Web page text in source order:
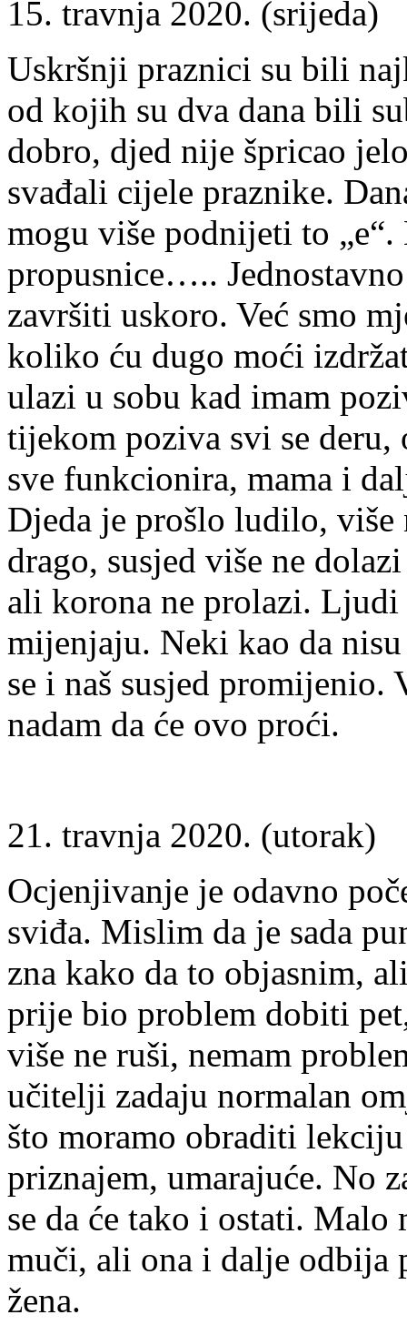
15. travnja 2020. (srijeda)
Uskršnji praznici su bili
od kojih su dva dana bili
dobro, djed nije špricao
svađali cijele praznike.
mogu više podnijeti to
propusnice…..
završiti uskoro. Već smo
koliko ću dugo moći
ulazi u sobu kad imam
tijekom poziva svi se
sve funkcionira, mama i
Djeda je prošlo ludilo, više
drago, susjed više ne
ali korona ne prolazi. Ljudi
mijenjaju. Neki kao da
se i naš susjed promijenio.
nadam da će ovo proći.
21. travnja 2020. (utorak)
Ocjenjivanje je odavno
sviđa. Mislim da je sada
zna kako da to objasnim,
prije bio problem dobiti
više ne ruši, nemam
učitelji zadaju normalan
što moramo obraditi
priznajem, umarajuće. No
se da će tako i ostati. Malo
muči, ali ona i dalje odbija
žena.